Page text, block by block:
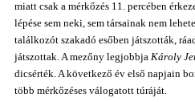
miatt csak a mérkőzés 11. percében
lépése sem neki, sem társainak nem
találkozót szakadó esőben játszották,
játszottak. A mezőny legjobbja Károly
dicsérték. A következő év első napjain
több mérkőzéses válogatott túráját.